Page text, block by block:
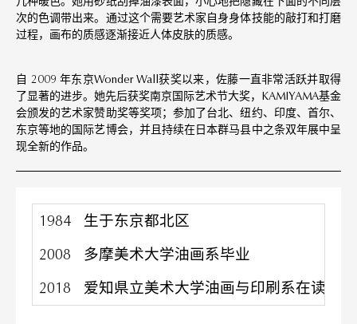
次的色调带出来。通过这个需要艺术家自身身体技能的敲打和打磨
过程，画布的质感逐渐接近人体皮肤的质感。
自 2009 年东京Wonder Wall获奖以来，佐藤一直非常活跃并取得
了显著的进步。她先后获奖南京国际艺术节大奖，KAMIYAMA基金
会颁发的艺术家赞助奖等奖项；参加了台北、纽约、印度、首尔、
东京等地的国际艺博会，并且持续在日本群马县中之条双年展中呈
现全新的作品。
1984
生于东京都北区
2008
多摩美术大学油画系毕业
2018
爱知県立美术大学油画与印刷系在读硕士